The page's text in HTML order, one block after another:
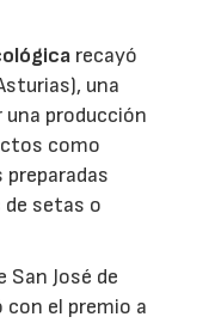
recayó
una
producción
como
preparadas
setas o
San José de
con el premio a